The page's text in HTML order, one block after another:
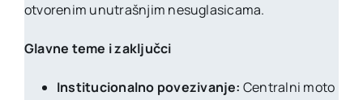
otvorenim unutrašnjim nesuglasicama.
Glavne teme i zaključci
Institucionalno povezivanje: Centralni moto